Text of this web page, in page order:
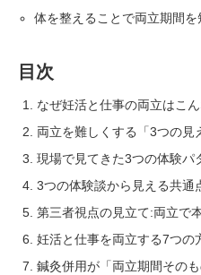
体を整えることで両立期間
目次
なぜ妊活と仕事の両立はこ
両立を難しくする「3つの見
現場で見てきた3つの体験パ
3つの体験談から見える共通
第三者視点の見立て:両立で
妊活と仕事を両立する7つの
鍼灸併用が「両立期間その